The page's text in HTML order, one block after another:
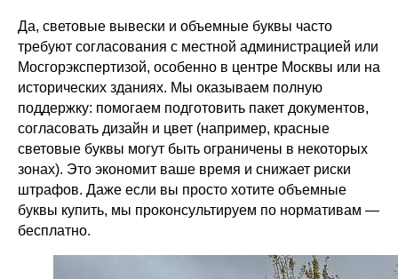
Да, световые вывески и объемные буквы часто
требуют согласования с местной администрацией или
Мосгорэкспертизой, особенно в центре Москвы или на
исторических зданиях. Мы оказываем полную
поддержку: помогаем подготовить пакет документов,
согласовать дизайн и цвет (например, красные
световые буквы могут быть ограничены в некоторых
зонах). Это экономит ваше время и снижает риски
штрафов. Даже если вы просто хотите объемные
буквы купить, мы проконсультируем по нормативам —
бесплатно.